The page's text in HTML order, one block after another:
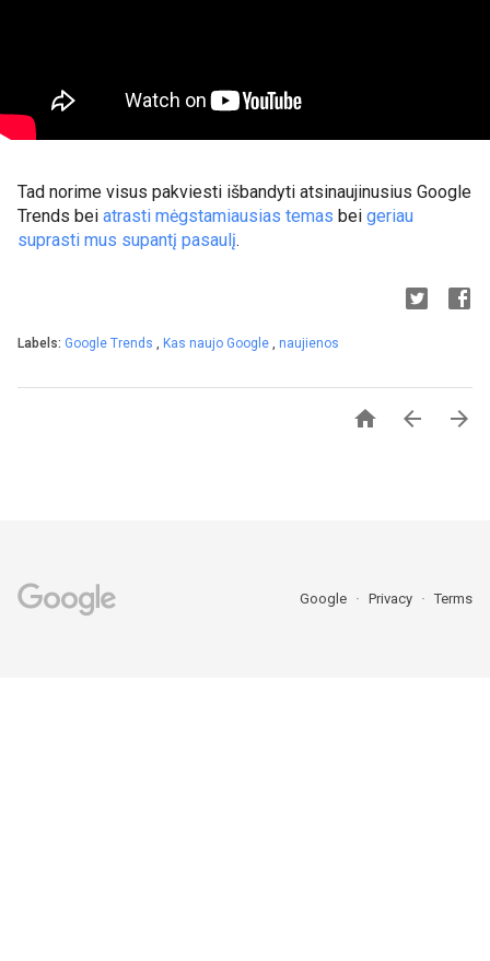
Tad norime visus pakviesti išbandyti atsinaujinusius Google
Trends bei atrasti mėgstamiausias temas bei geriau
suprasti mus supantį pasaulį.
Labels: Google Trends Kas naujo Google naujienos
  
Google Privacy Terms